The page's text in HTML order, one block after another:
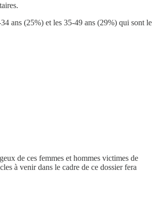
ans (25%) et les 35-49 ans (29%) qui sont le
de ces femmes et hommes victimes de
à venir dans le cadre de ce dossier fera